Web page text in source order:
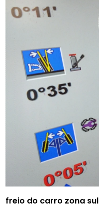
freio do carro zona sul